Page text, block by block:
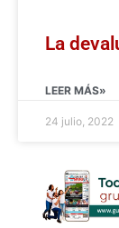
La
LEER MÁS»
24 julio, 2022